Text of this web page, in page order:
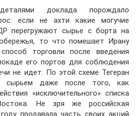
доклада порождало
если не ахти какие могучие
перегружают сырье с борта на
то что помешает Ирану
торговли после введения
его портов для соблюдения
не идет. По этой схеме Тегеран
сырьем даже после того, как
«исключительного» списка
Не зря же российская
продавала часть своих акций